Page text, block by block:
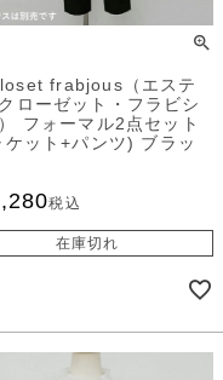
frabjous（エステ
ローゼット・フラビシ
フォーマル2点セット
ケット+パンツ) ブラッ
税込
在庫切れ